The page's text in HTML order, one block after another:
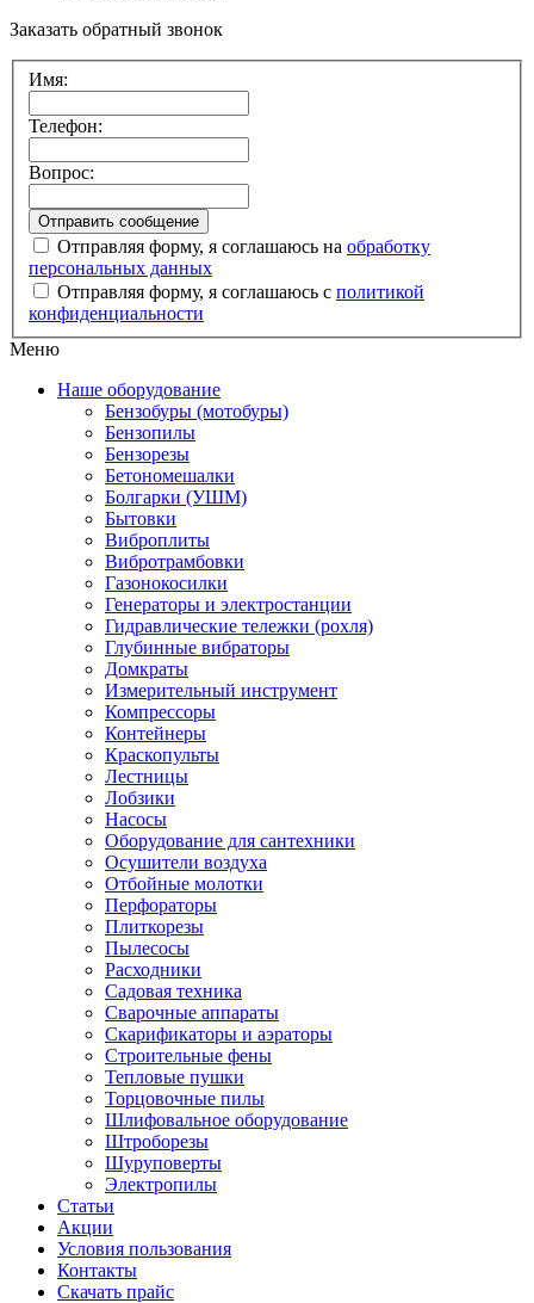
Заказать обратный звонок
Имя:
Телефон:
Вопрос:
Отправляя форму, я соглашаюсь на обработку
персональных данных
Отправляя форму, я соглашаюсь с политикой
конфиденциальности
Меню
Наше оборудование
Бензобуры (мотобуры)
Бензопилы
Бензорезы
Бетономешалки
Болгарки (УШМ)
Бытовки
Виброплиты
Вибротрамбовки
Газонокосилки
Генераторы и электростанции
Гидравлические тележки (рохля)
Глубинные вибраторы
Домкраты
Измерительный инструмент
Компрессоры
Контейнеры
Краскопульты
Лестницы
Лобзики
Насосы
Оборудование для сантехники
Осушители воздуха
Отбойные молотки
Перфораторы
Плиткорезы
Пылесосы
Расходники
Садовая техника
Сварочные аппараты
Скарификаторы и аэраторы
Строительные фены
Тепловые пушки
Торцовочные пилы
Шлифовальное оборудование
Штроборезы
Шуруповерты
Электропилы
Статьи
Акции
Условия пользования
Контакты
Скачать прайс